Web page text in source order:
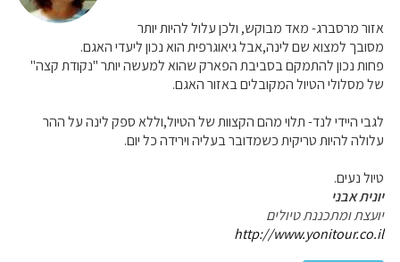
אזור מרסברג- מאד מבוקש, ולכן עלול להיות יותר
מסובך למצוא שם לינה,אבל גיאוגרפית הוא נכון ליעדי האגם.
פחות נכון להתמקם בסביבת הפארק שהוא למעשה יותר "נקודת קצה"
של מסלולי הטיול המקובלים באזור האגם.
לגבי היידי לנד- תלוי מהם הקצוות של הטיול,וללא ספק לינה על ההר
עלולה להיות טריקית כשמדובר בעליה וירידה כל יום.
טיול נעים.
יונית אבני
יועצת ומתכננת טיולים
http://www.yonitour.co.il